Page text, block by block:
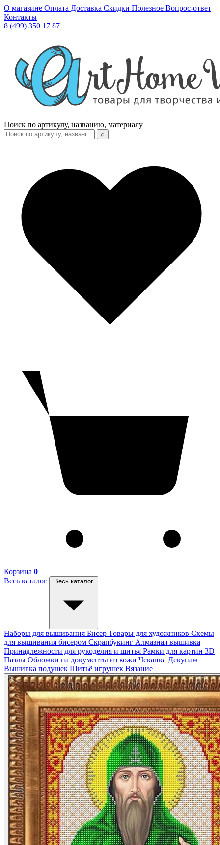
О магазине Оплата Доставка Скидки Полезное Вопрос-ответ
Контакты
8 (499) 350 17 87
Поиск по артикулу, названию, материалу
⌕
Корзина 0
Весь каталог
Весь каталог
Наборы для вышивания Бисер Товары для художников Схемы
для вышивания бисером Скрапбукинг Алмазная вышивка
Принадлежности для рукоделия и шитья Рамки для картин 3D
Пазлы Обложки на документы из кожи Чеканка Декупаж
Вышивка подушек Шитьё игрушек Вязание